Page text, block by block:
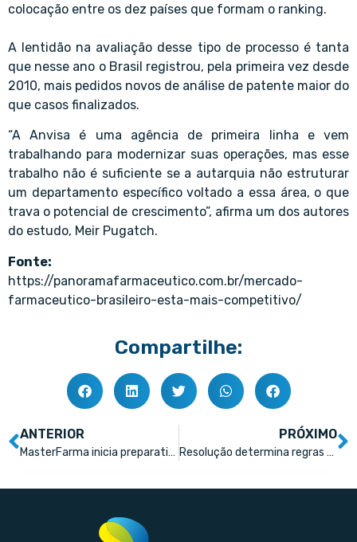
colocação entre os dez países que formam o ranking.
A lentidão na avaliação desse tipo de processo é tanta
que nesse ano o Brasil registrou, pela primeira vez desde
2010, mais pedidos novos de análise de patente maior do
que casos finalizados.
“A Anvisa é uma agência de primeira linha e vem
trabalhando para modernizar suas operações, mas esse
trabalho não é suficiente se a autarquia não estruturar
um departamento específico voltado a essa área, o que
trava o potencial de crescimento”, afirma um dos autores
do estudo, Meir Pugatch.
Fonte:
https://panoramafarmaceutico.com.br/mercado-
farmaceutico-brasileiro-esta-mais-competitivo/
Compartilhe:
ANTERIOR
MasterFarma inicia preparativos para imersão com farmácias
PRÓXIMO
Resolução determina regras para o tratamento de dados em farmácias